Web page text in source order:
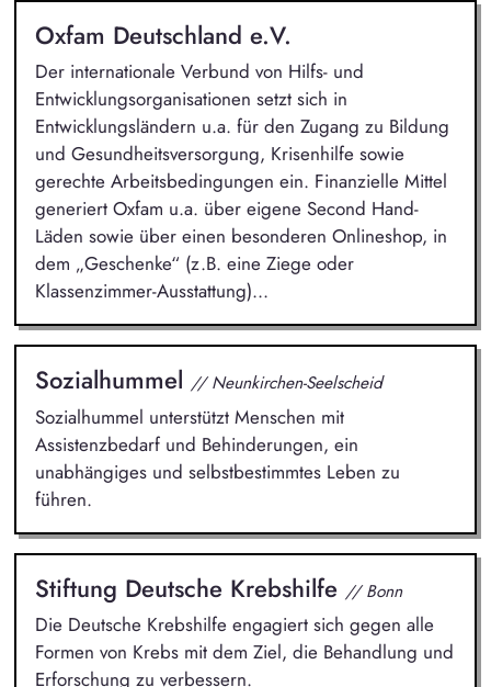
Oxfam Deutschland e.V.
Der internationale Verbund von Hilfs- und
Entwicklungsorganisationen setzt sich in
Entwicklungsländern u.a. für den Zugang zu Bildung
und Gesundheitsversorgung, Krisenhilfe sowie
gerechte Arbeitsbedingungen ein. Finanzielle Mittel
generiert Oxfam u.a. über eigene Second Hand-
Läden sowie über einen besonderen Onlineshop, in
dem „Geschenke“ (z.B. eine Ziege oder
Klassenzimmer-Ausstattung)...
Sozialhummel // Neunkirchen-Seelscheid
Sozialhummel unterstützt Menschen mit
Assistenzbedarf und Behinderungen, ein
unabhängiges und selbstbestimmtes Leben zu
führen.
Stiftung Deutsche Krebshilfe // Bonn
Die Deutsche Krebshilfe engagiert sich gegen alle
Formen von Krebs mit dem Ziel, die Behandlung und
Erforschung zu verbessern.